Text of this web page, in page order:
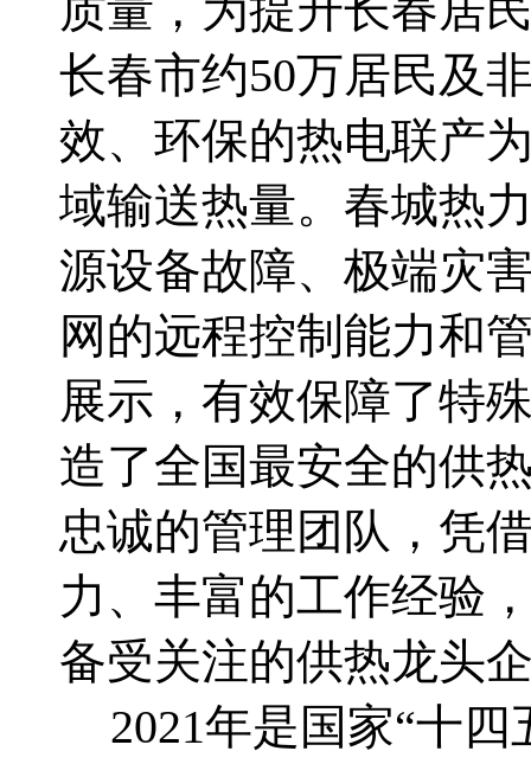
长春市约50万居民及
效、环保的热电联产
域输送热量。春城热
源设备故障、极端灾
网的远程控制能力和
展示，有效保障了特
造了全国最安全的供
忠诚的管理团队，凭
力、丰富的工作经验
备受关注的供热龙头
2021年是国家“十